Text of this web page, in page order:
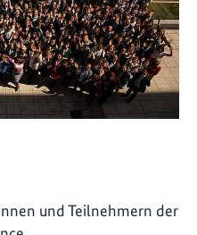
und Teilnehmern der